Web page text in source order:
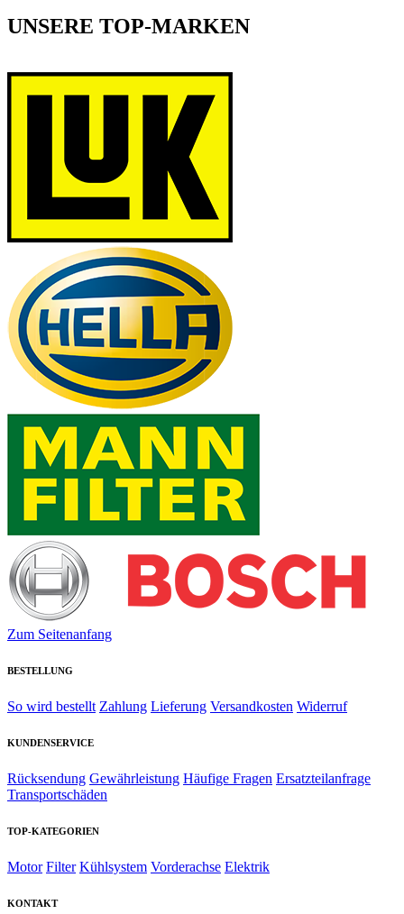
UNSERE TOP-MARKEN
Zum Seitenanfang
BESTELLUNG
So wird bestellt Zahlung Lieferung Versandkosten Widerruf
KUNDENSERVICE
Rücksendung Gewährleistung Häufige Fragen Ersatzteilanfrage
Transportschäden
TOP-KATEGORIEN
Motor Filter Kühlsystem Vorderachse Elektrik
KONTAKT